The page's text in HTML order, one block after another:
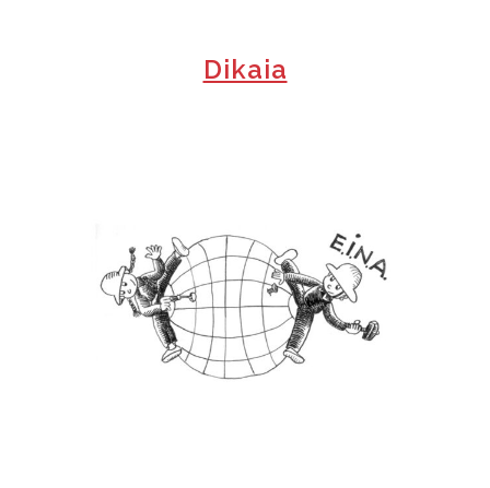
Dikaia
+